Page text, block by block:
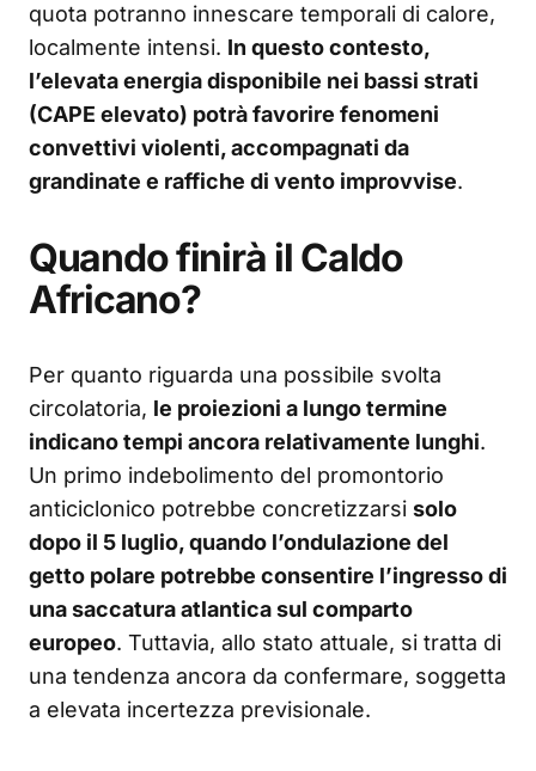
quota potranno innescare temporali di calore,
localmente intensi. In questo contesto,
l’elevata energia disponibile nei bassi strati
(CAPE elevato) potrà favorire fenomeni
convettivi violenti, accompagnati da
grandinate e raffiche di vento improvvise.
Quando finirà il Caldo
Africano?
Per quanto riguarda una possibile svolta
circolatoria, le proiezioni a lungo termine
indicano tempi ancora relativamente lunghi.
Un primo indebolimento del promontorio
anticiclonico potrebbe concretizzarsi solo
dopo il 5 luglio, quando l’ondulazione del
getto polare potrebbe consentire l’ingresso di
una saccatura atlantica sul comparto
europeo. Tuttavia, allo stato attuale, si tratta di
una tendenza ancora da confermare, soggetta
a elevata incertezza previsionale.